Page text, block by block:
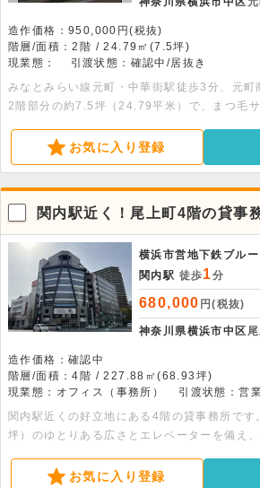
造作価格：950,000円(税抜)
階層/面積：2階 / 24.79㎡(7.5坪)
現業態：
引渡状態：確認中/居抜き
みなとみらい線元町・中華街駅徒歩3分、元町
2階部分の約7.5坪（24.79平米）で、まつ毛
てはお問い合わせください。
お気に入り登録
関内駅近く！尾上町4階の貸事
米）
横浜市営地下鉄ブル
関内駅 徒歩1分
680,000 円(税抜)
神奈川県横浜市中区
造作価格：確認中
階層/面積：4階 / 227.88㎡(68.93坪)
現業態：オフィス（事務所）
引渡状態：営
関内駅近くの好立地にある4階の貸事務所で
坪）のゆとりある広さとエレベーターを備え
お気に入り登録